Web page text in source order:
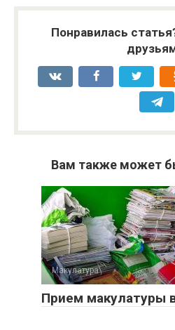
Понравилась
Вам также может
Макулатура
Прием макулатуры